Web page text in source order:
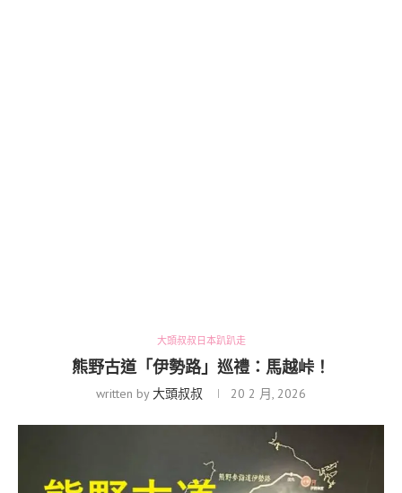
大頭叔叔日本趴趴走
熊野古道「伊勢路」巡禮：馬越峠！
written by大頭叔叔 20 2 月, 2026